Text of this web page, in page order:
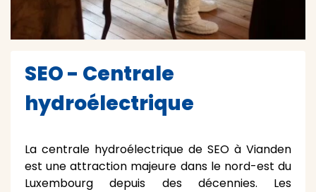
SEO - Centrale
hydroélectrique
La centrale hydroélectrique de SEO à Vianden
est une attraction majeure dans le nord-est du
Luxembourg depuis des décennies. Les